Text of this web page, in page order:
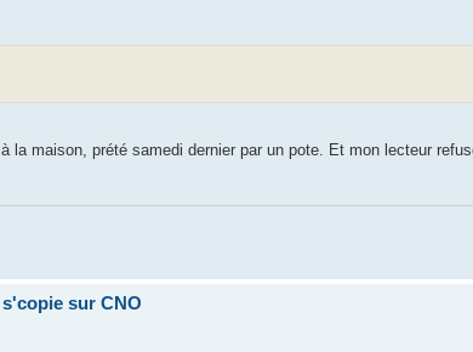
maison, prété samedi dernier par un pote. Et mon lecteur
sur CNO